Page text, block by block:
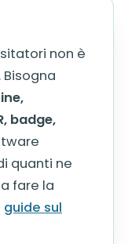
non è
badge,
quanti ne
fare la
guide sul